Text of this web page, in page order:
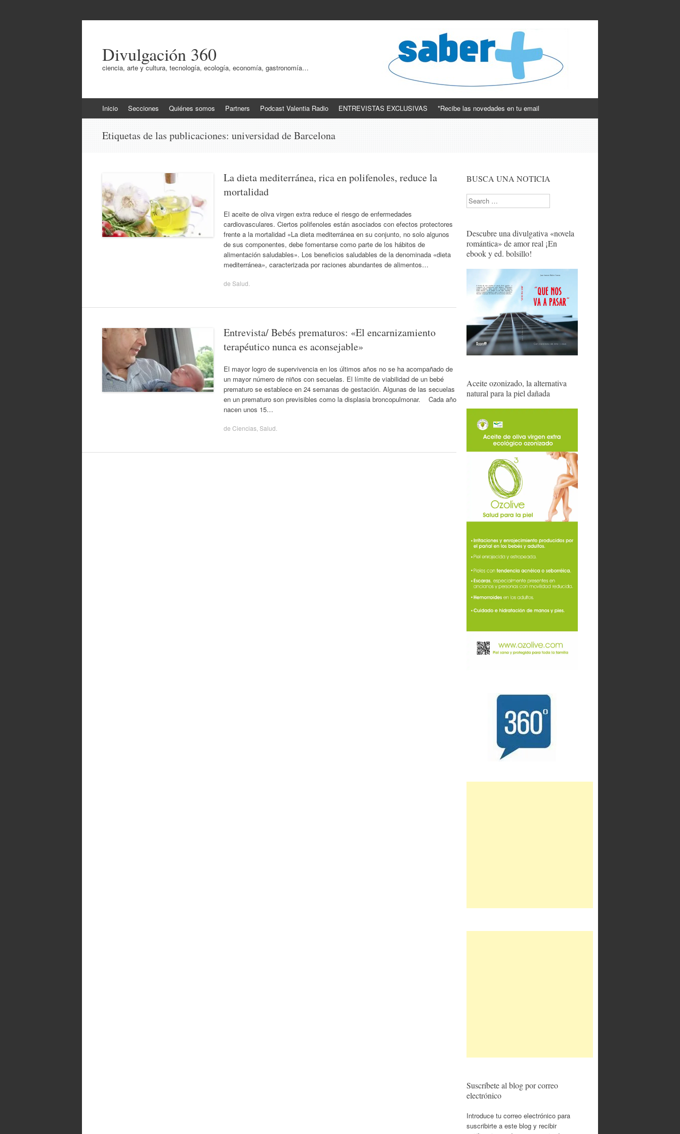
Divulgación 360
ciencia, arte y cultura, tecnología, ecología, economía, gastronomía…
al
Inicio Secciones Quiénes somos Partners Podcast Valentia Radio ENTREVISTAS EXCLUSIVAS *Recibe las novedades en tu email
Etiquetas de las publicaciones: universidad de Barcelona
La dieta mediterránea, rica en polifenoles, reduce la
mortalidad
El aceite de oliva virgen extra reduce el riesgo de enfermedades
cardiovasculares. Ciertos polifenoles están asociados con efectos protectores
frente a la mortalidad «La dieta mediterránea en su conjunto, no solo algunos
de sus componentes, debe fomentarse como parte de los hábitos de
alimentación saludables». Los beneficios saludables de la denominada «dieta
mediterránea», caracterizada por raciones abundantes de alimentos…
de Salud
Entrevista/ Bebés prematuros: «El encarnizamiento
terapéutico nunca es aconsejable»
El mayor logro de supervivencia en los últimos años no se ha acompañado de
un mayor número de niños con secuelas. El límite de viabilidad de un bebé
prematuro se establece en 24 semanas de gestación. Algunas de las secuelas
en un prematuro son previsibles como la displasia broncopulmonar. Cada año
nacen unos 15…
de Ciencias Salud
BUSCA UNA NOTICIA
Search
Descubre una divulgativa «novela
romántica» de amor real ¡En
ebook y ed. bolsillo!
Aceite ozonizado, la alternativa
natural para la piel dañada
Suscríbete al blog por correo
electrónico
Introduce tu correo electrónico para
suscribirte a este blog y recibir